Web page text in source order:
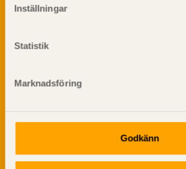
Inställningar
Statistik
Marknadsföring
Godkänn